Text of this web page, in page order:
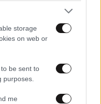
storage
on web or
be sent to
purposes.
me